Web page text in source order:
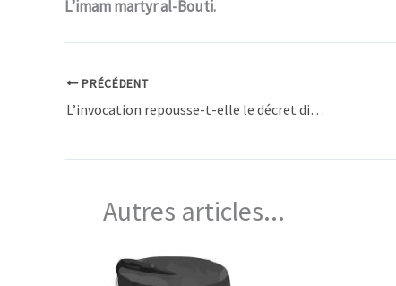
L’imam martyr al-Bouti.
PRÉCÉDENT
L’invocation repousse-t-elle le décret divin ? [Vidéo]
Autres articles...